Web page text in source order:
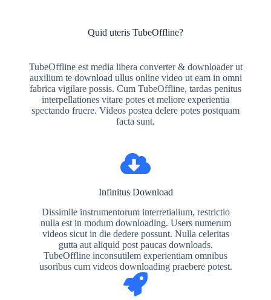
Quid uteris TubeOffline?
TubeOffline est media libera converter & downloader ut
auxilium te download ullus online video ut eam in omni
fabrica vigilare possis. Cum TubeOffline, tardas penitus
interpellationes vitare potes et meliore experientia
spectando fruere. Videos postea delere potes postquam
facta sunt.
Infinitus Download
Dissimile instrumentorum interretialium, restrictio
nulla est in modum downloading. Users numerum
videos sicut in die dedere possunt. Nulla celeritas
gutta aut aliquid post paucas downloads.
TubeOffline inconsutilem experientiam omnibus
usoribus cum videos downloading praebere potest.